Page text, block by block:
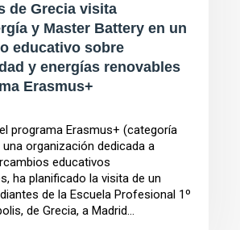
de Grecia visita
y Master Battery en un
educativo sobre
y energías renovables
Erasmus+
programa Erasmus+ (categoría
una organización dedicada a
educativos
ha planificado la visita de un
de la Escuela Profesional 1º
de Grecia, a Madrid...